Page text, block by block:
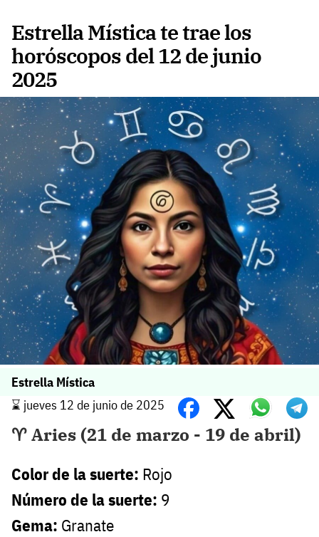
Estrella Mística te trae los
horóscopos del 12 de junio
2025
Estrella Mística
⌛️ jueves 12 de junio de 2025
♈ Aries (21 de marzo - 19 de abril)
Color de la suerte: Rojo
Número de la suerte: 9
Gema: Granate